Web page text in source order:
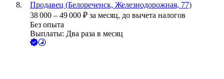
Продавец (Белореченск, Железнодорожная, 77)
38 000 – 49 000 ₽ за месяц, до вычета налогов
Без опыта
Выплаты: Два раза в месяц